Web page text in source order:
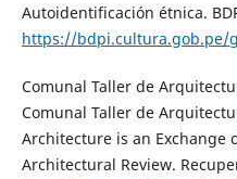
Autoidentificación étnica.
https://bdpi.cultura.gob.pe/
Comunal Taller de
Comunal Taller de
Architecture is an Exchange
Architectural Review.